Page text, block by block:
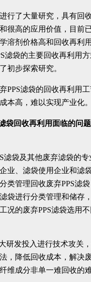
行了大量研究，具有回
很高的应用价值，目前
溶剂价格高和回收再利
滤袋的主要回收再利用
初步探索研究。
PPS滤袋的回收再利用
本高，难以实现产业化。
袋回收再利用面临的问
滤袋及其他废弃滤袋的专
业、滤袋使用企业和滤
类管理回收废弃PPS滤
袋进行分类管理和储存
况的废弃PPS滤袋选用
研发投入进行技术攻关
，降低回收成本，解决
维成分非单一难回收的难